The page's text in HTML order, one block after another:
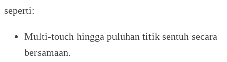
seperti:
Multi-touch hingga puluhan titik sentuh secara
bersamaan.